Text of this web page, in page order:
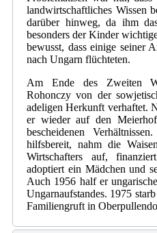
landwirtschaftliches Wissen
darüber hinweg, da ihm
besonders der Kinder
bewusst, dass einige seiner
nach Ungarn flüchteten.
Am Ende des Zweiten
Rohonczy von der
adeligen Herkunft verhaftet.
er wieder auf den
bescheidenen
hilfsbereit, nahm die
Wirtschafters auf,
adoptiert ein Mädchen und
Auch 1956 half er
Ungarnaufstandes. 1975
Familiengruft in